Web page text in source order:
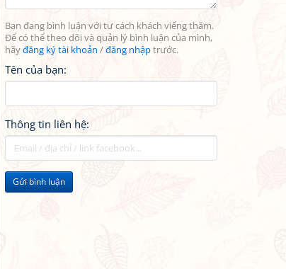
Bạn đang bình luận với tư cách khách viếng thăm.
Để có thể theo dõi và quản lý bình luận của mình,
hãyđăng ký tài khoản /đăng nhậptrước.
Tên của bạn:
Thông tin liên hệ:
Gửi bình luận